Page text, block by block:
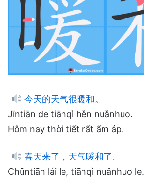
今天的天气很暖和。
Jīntiān de tiānqì hěn nuǎnhuo.
Hôm nay thời tiết rất ấm áp.
春天来了，天气暖和了。
Chūntiān lái le, tiānqì nuǎnhuo le.